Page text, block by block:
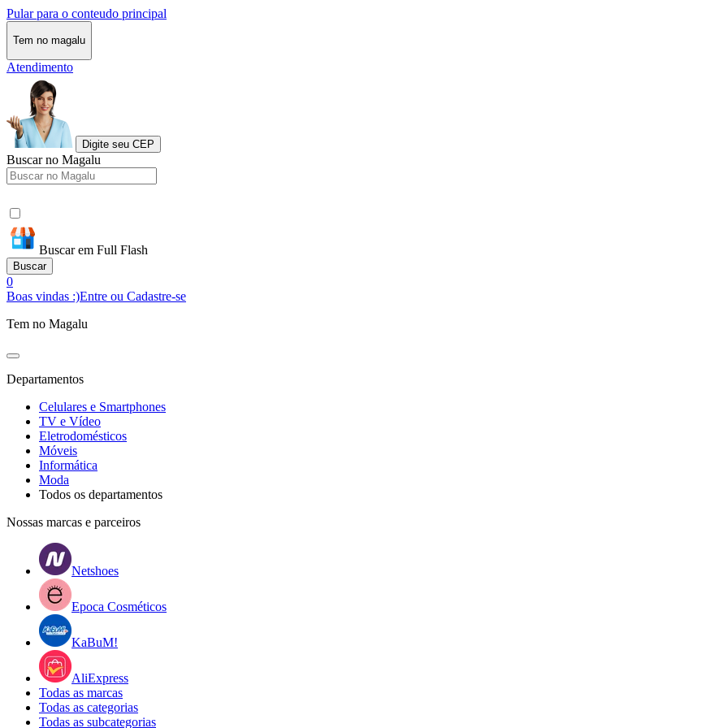
Pular para o conteudo principal
Tem no magalu
Atendimento
Digite seu CEP
Buscar no Magalu
Buscar em Full Flash
Buscar
0
Boas vindas :)Entre ou Cadastre-se
Tem no Magalu
Departamentos
Celulares e Smartphones
TV e Vídeo
Eletrodomésticos
Móveis
Informática
Moda
Todos os departamentos
Nossas marcas e parceiros
Netshoes
Epoca Cosméticos
KaBuM!
AliExpress
Todas as marcas
Todas as categorias
Todas as subcategorias